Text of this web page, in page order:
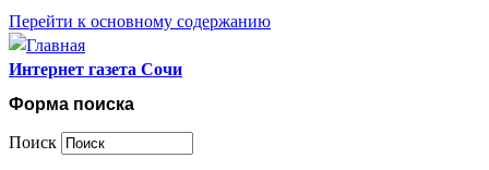
Перейти к основному содержанию
Интернет газета Сочи
Форма поиска
Поиск